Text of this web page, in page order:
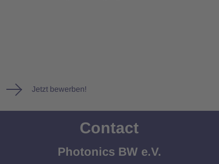
Jetzt bewerben!
Contact
Photonics BW e.V.